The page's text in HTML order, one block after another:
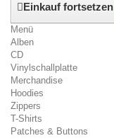
Einkauf fortsetzen
Menü
Alben
CD
Vinylschallplatte
Merchandise
Hoodies
Zippers
T-Shirts
Patches & Buttons